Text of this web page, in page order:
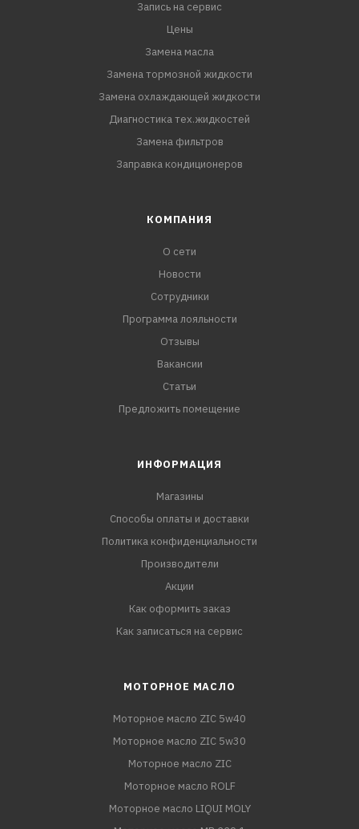
Запись на сервис
Цены
Замена масла
Замена тормозной жидкости
Замена охлаждающей жидкости
Диагностика тех.жидкостей
Замена фильтров
Заправка кондиционеров
КОМПАНИЯ
О сети
Новости
Сотрудники
Программа лояльности
Отзывы
Вакансии
Статьи
Предложить помещение
ИНФОРМАЦИЯ
Магазины
Способы оплаты и доставки
Политика конфиденциальности
Производители
Акции
Как оформить заказ
Как записаться на сервис
МОТОРНОЕ МАСЛО
Моторное масло ZIC 5w40
Моторное масло ZIC 5w30
Моторное масло ZIC
Моторное масло ROLF
Моторное масло LIQUI MOLY